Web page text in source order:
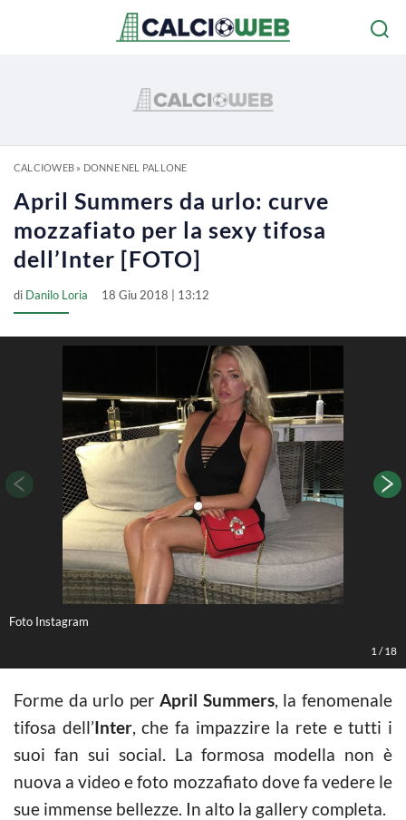
CALCIOWEB» DONNE NEL PALLONE
April Summers da urlo: curve
mozzafiato per la sexy tifosa
dell’Inter [FOTO]
di Danilo Loria 18 Giu 2018 | 13:12
Foto Instagram
1 /18
Forme da urlo perApril Summers, la fenomenale
tifosa dell’Inter, che fa impazzire la rete e tutti i
suoi fan sui social. La formosa modella non è
nuova a video e foto mozzafiato dove fa vedere le
sue immense bellezze. In alto la gallery completa.